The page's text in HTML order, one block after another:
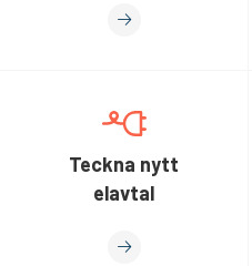
Teckna nytt
elavtal